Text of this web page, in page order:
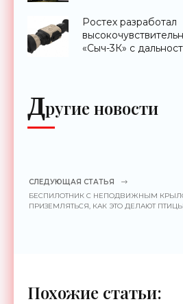
Ростех разработал
«Сыч-3К» с
Другие новости
СЛЕДУЮЩАЯ СТАТЬЯ
БЕСПИЛОТНИК С НЕПОДВИЖНЫМ
ПРИЗЕМЛЯТЬСЯ, КАК ЭТО ДЕЛАЮТ ПТИЦЫ
Похожие статьи: